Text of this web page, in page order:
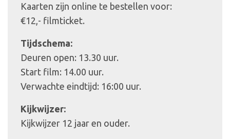
Kaarten zijn online te bestellen voor:
€12,- filmticket.
Tijdschema:
Deuren open: 13.30 uur.
Start film: 14.00 uur.
Verwachte eindtijd: 16:00 uur.
Kijkwijzer:
Kijkwijzer 12 jaar en ouder.